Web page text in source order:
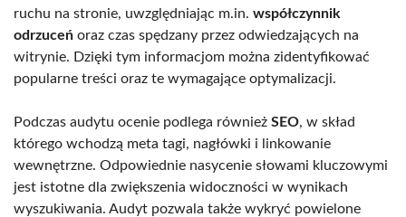
ruchu na stronie, uwzględniając m.in. współczynnik
odrzuceń oraz czas spędzany przez odwiedzających na
witrynie. Dzięki tym informacjom można zidentyfikować
popularne treści oraz te wymagające optymalizacji.
Podczas audytu ocenie podlega również SEO, w skład
którego wchodzą meta tagi, nagłówki i linkowanie
wewnętrzne. Odpowiednie nasycenie słowami kluczowymi
jest istotne dla zwiększenia widoczności w wynikach
wyszukiwania. Audyt pozwala także wykryć powielone